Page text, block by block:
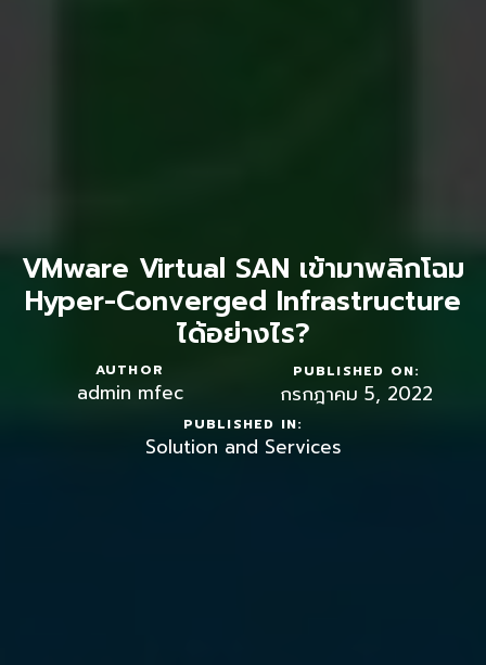
VMware Virtual SAN เข้ามาพลิกโฉม
Hyper-Converged Infrastructure
ได้อย่างไร?
AUTHOR
admin mfec
PUBLISHED ON:
กรกฎาคม 5, 2022
PUBLISHED IN:
Solution and Services